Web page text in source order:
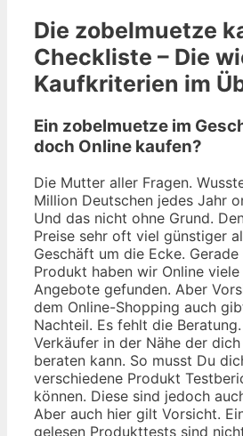
Die zobelmuetze
Checkliste – Die
Kaufkriterien im
Ein zobelmuetze im
doch Online kaufen?
Die Mutter aller Fragen.
Million Deutschen jedes Jahr
Und das nicht ohne Grund.
Preise sehr oft viel günstiger
Geschäft um die Ecke.
Produkt haben wir Online
Angebote gefunden. Aber
dem Online-Shopping auch
Nachteil. Es fehlt die
Verkäufer in der Nähe der
beraten kann. So musst Du
verschiedene Produkt
können. Diese sind jedoch
Aber auch hier gilt Vorsicht.
gelesen Produkttests sind